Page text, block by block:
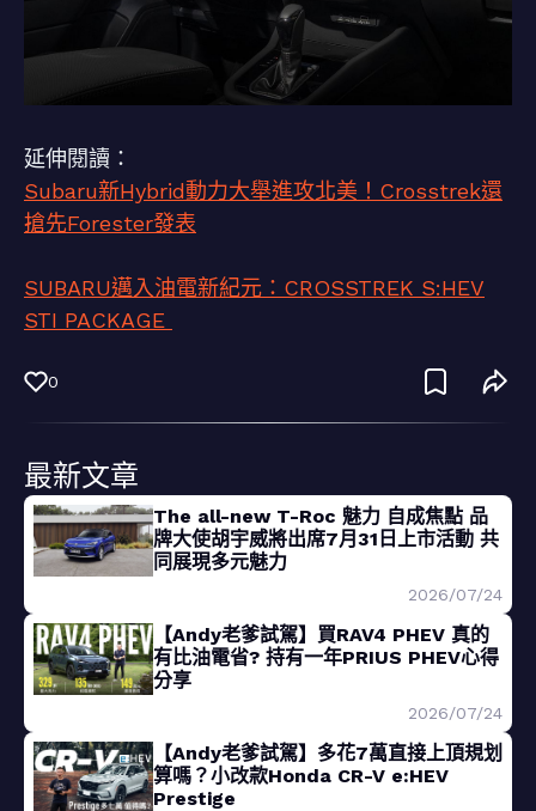
延伸閱讀：
Subaru新Hybrid動力大舉進攻北美！Crosstrek還
搶先Forester發表
SUBARU邁入油電新紀元：CROSSTREK S:HEV
STI PACKAGE
0
最新文章
The all-new T-Roc 魅力 自成焦點 品
牌大使胡宇威將出席7月31日上市活動 共
同展現多元魅力
2026/07/24
【Andy老爹試駕】買RAV4 PHEV 真的
有比油電省? 持有一年PRIUS PHEV心得
分享
2026/07/24
【Andy老爹試駕】多花7萬直接上頂規划
算嗎？小改款Honda CR-V e:HEV
Prestige